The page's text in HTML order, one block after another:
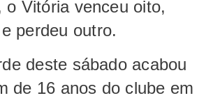
o Vitória venceu oito,
perdeu outro.
deste sábado acabou
de 16 anos do clube em